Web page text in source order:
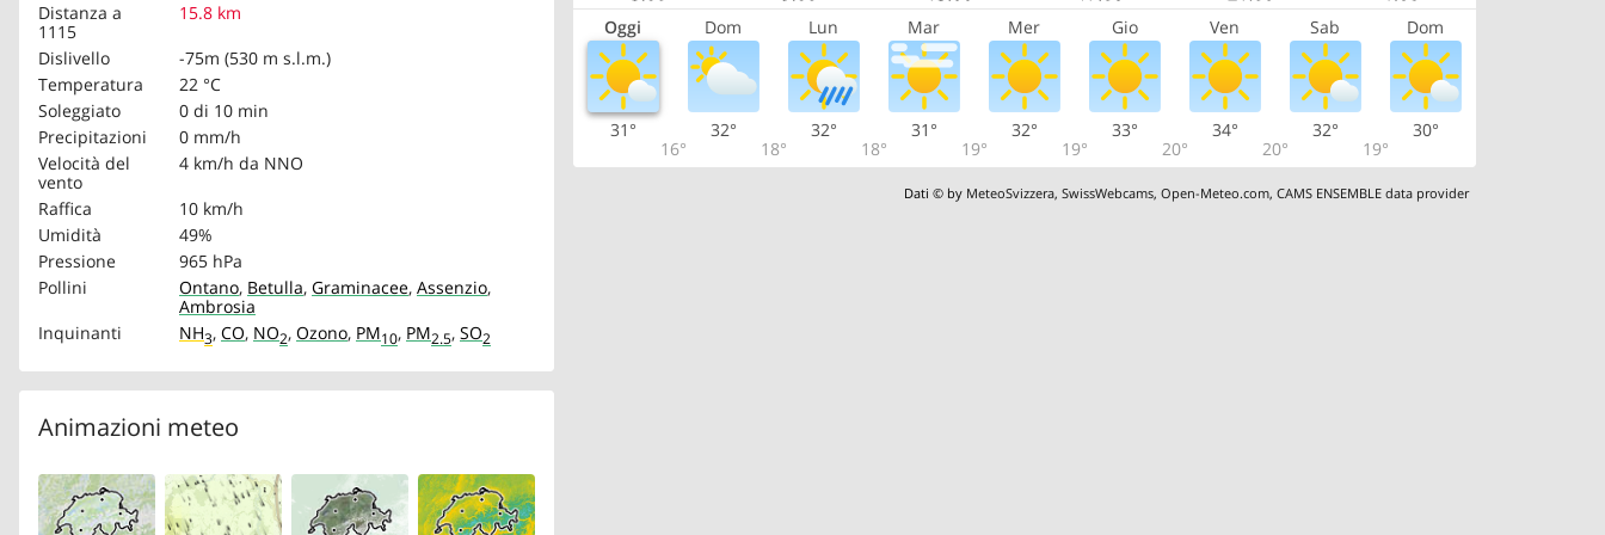
Distanza a
1115
15.8 km
Dislivello
-75m (530 m s.l.m.)
Temperatura
22 °C
Soleggiato
0 di 10 min
Precipitazioni
0 mm/h
Velocità del
vento
4 km/h da NNO
Raffica
10 km/h
Umidità
49%
Pressione
965 hPa
Pollini
Ontano, Betulla, Graminacee, Assenzio,
Ambrosia
Inquinanti
NH3, CO, NO2, Ozono, PM10, PM2.5, SO2
Animazioni meteo
Oggi Dom Lun Mar Mer Gio Ven Sab Dom
31°
16°
32°
18°
32°
18°
31°
19°
32°
19°
33°
20°
34°
20°
32°
19°
30°
Dati © by MeteoSvizzera,SwissWebcams,Open-Meteo.com,CAMS ENSEMBLE data provider